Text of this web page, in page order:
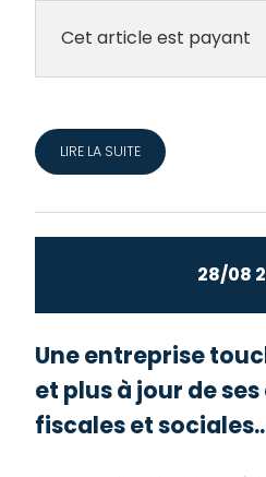
Cet article est payant
LIRE LA SUITE
28/08
Une entreprise
et plus à jour de
fiscales et